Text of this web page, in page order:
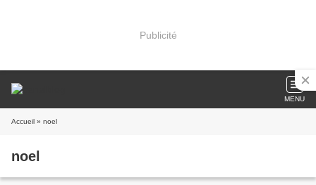
Publicité
MENU
Accueil » noel
noel